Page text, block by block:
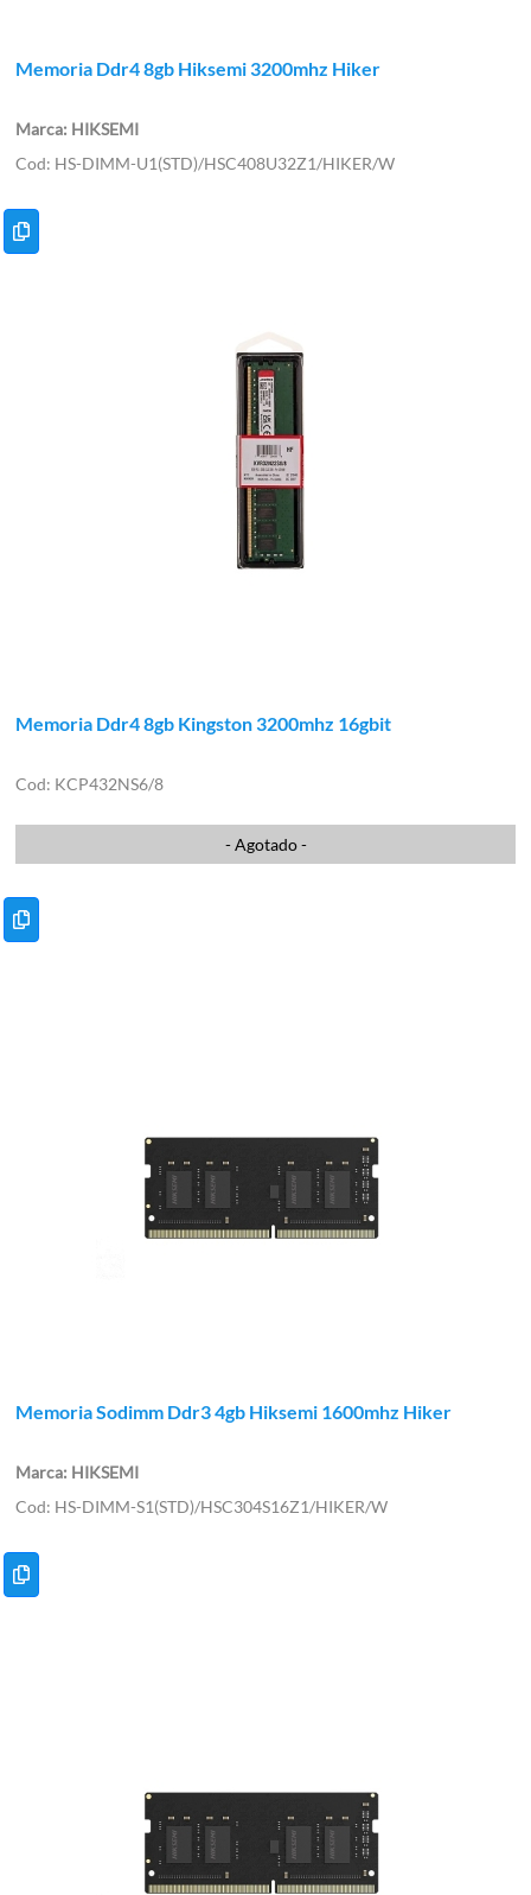
Memoria Ddr4 8gb Hiksemi 3200mhz Hiker
HIKSEMI
HS-DIMM-U1(STD)/HSC408U32Z1/HIKER/W
Memoria Ddr4 8gb Kingston 3200mhz 16gbit
KCP432NS6/8
- Agotado -
Memoria Sodimm Ddr3 4gb Hiksemi 1600mhz Hiker
HIKSEMI
HS-DIMM-S1(STD)/HSC304S16Z1/HIKER/W